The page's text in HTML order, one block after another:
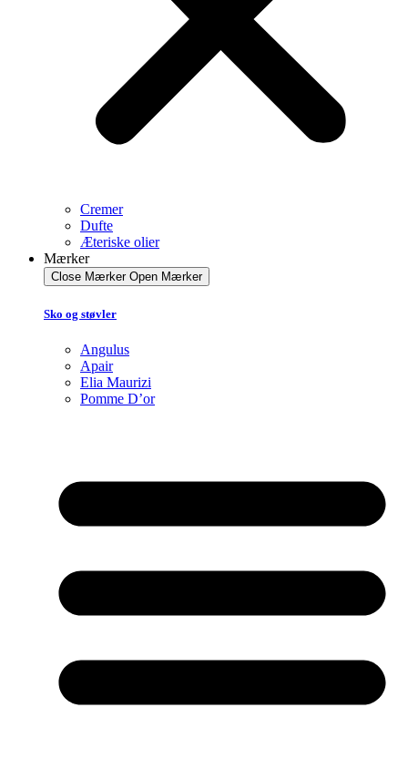
Cremer
Dufte
Æteriske olier
Mærker
Close Mærker Open Mærker
Sko og støvler
Angulus
Apair
Elia Maurizi
Pomme D’or